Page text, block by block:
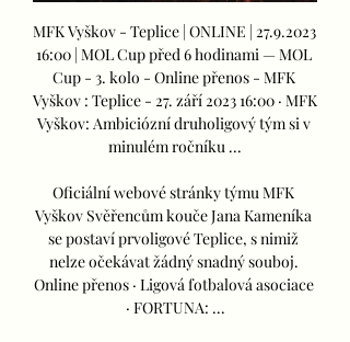
MFK Vyškov - Teplice | ONLINE | 27.9.2023
16:00 | MOL Cup před 6 hodinami — MOL
Cup - 3. kolo - Online přenos - MFK
Vyškov : Teplice - 27. září 2023 16:00 · MFK
Vyškov: Ambiciózní druholigový tým si v
minulém ročníku ...
Oficiální webové stránky týmu MFK
Vyškov Svěřencům kouče Jana Kameníka
se postaví prvoligové Teplice, s nimiž
nelze očekávat žádný snadný souboj.
Online přenos · Ligová fotbalová asociace
· FORTUNA: ...